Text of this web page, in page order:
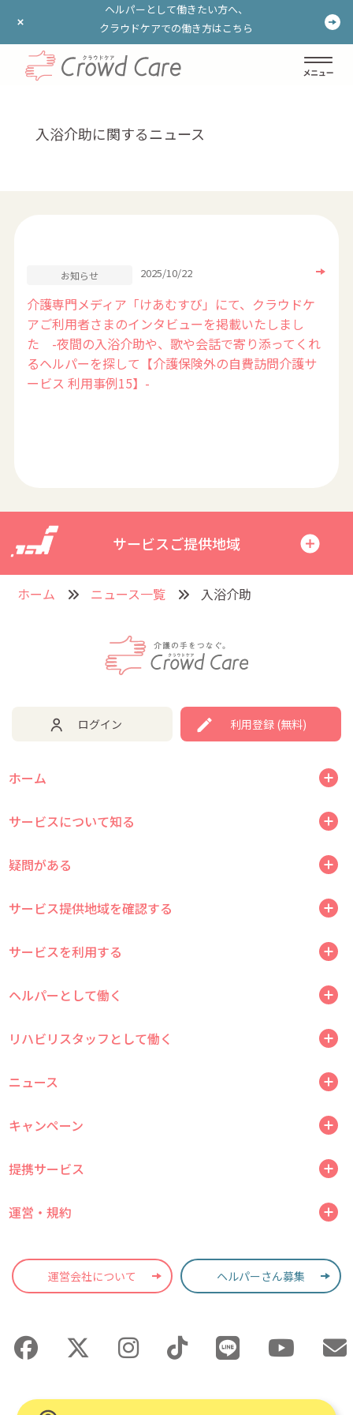
ヘルパーとして働きたい方へ、
クラウドケアでの働き方はこちら
ヘルパーとして働きたい方へ、
クラウドケアでの働き方はこちら
入浴介助に関するニュース
お知らせ 2025/10/22
介護専門メディア「けあむすび」にて、クラウドケ
アご利用者さまのインタビューを掲載いたしまし
た -夜間の入浴介助や、歌や会話で寄り添ってくれ
るヘルパーを探して【介護保険外の自費訪問介護サ
ービス 利用事例15】-
サービスご提供地域
ホーム ニュース一覧 入浴介助
ログイン 利用登録 (無料)
ホーム
サービスについて知る
疑問がある
サービス提供地域を確認する
サービスを利用する
ヘルパーとして働く
リハビリスタッフとして働く
ニュース
キャンペーン
提携サービス
運営・規約
運営会社について ヘルパーさん募集